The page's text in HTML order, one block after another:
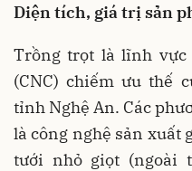
Diện tích, giá trị sản
Trồng trọt là lĩnh vực
(CNC) chiếm ưu thế
tỉnh Nghệ An. Các
là công nghệ sản xuất
tưới nhỏ giọt (ngoài